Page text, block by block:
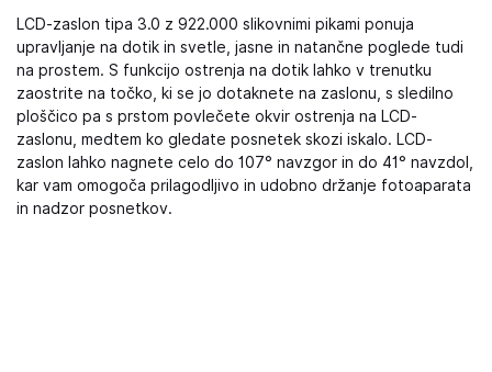
LCD-zaslon tipa 3.0 z 922.000 slikovnimi pikami ponuja
upravljanje na dotik in svetle, jasne in natančne poglede tudi
na prostem. S funkcijo ostrenja na dotik lahko v trenutku
zaostrite na točko, ki se jo dotaknete na zaslonu, s sledilno
ploščico pa s prstom povlečete okvir ostrenja na LCD-
zaslonu, medtem ko gledate posnetek skozi iskalo. LCD-
zaslon lahko nagnete celo do 107° navzgor in do 41° navzdol,
kar vam omogoča prilagodljivo in udobno držanje fotoaparata
in nadzor posnetkov.